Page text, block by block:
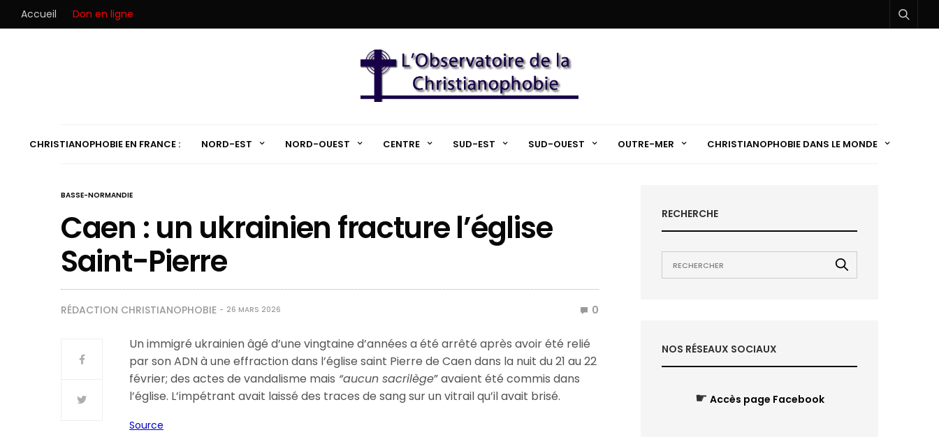
Accueil Don en ligne
CHRISTIANOPHOBIE EN FRANCE : NORD-EST NORD-OUEST CENTRE SUD-EST SUD-OUEST OUTRE-MER CHRISTIANOPHOBIE DANS LE MONDE
BASSE-NORMANDIE
Caen : un ukrainien fracture l’église
Saint-Pierre
RÉDACTION CHRISTIANOPHOBIE 26 MARS 2026 0
Un immigré ukrainien âgé d’une vingtaine d’années a été arrêté après avoir été relié
par son ADN à une effraction dans l’église saint Pierre de Caen dans la nuit du 21 au 22
février; des actes de vandalisme mais “aucun sacrilège” avaient été commis dans
l’église. L’impétrant avait laissé des traces de sang sur un vitrail qu’il avait brisé.
Source
RECHERCHE
NOS RÉSEAUX SOCIAUX
☛ Accès page Facebook